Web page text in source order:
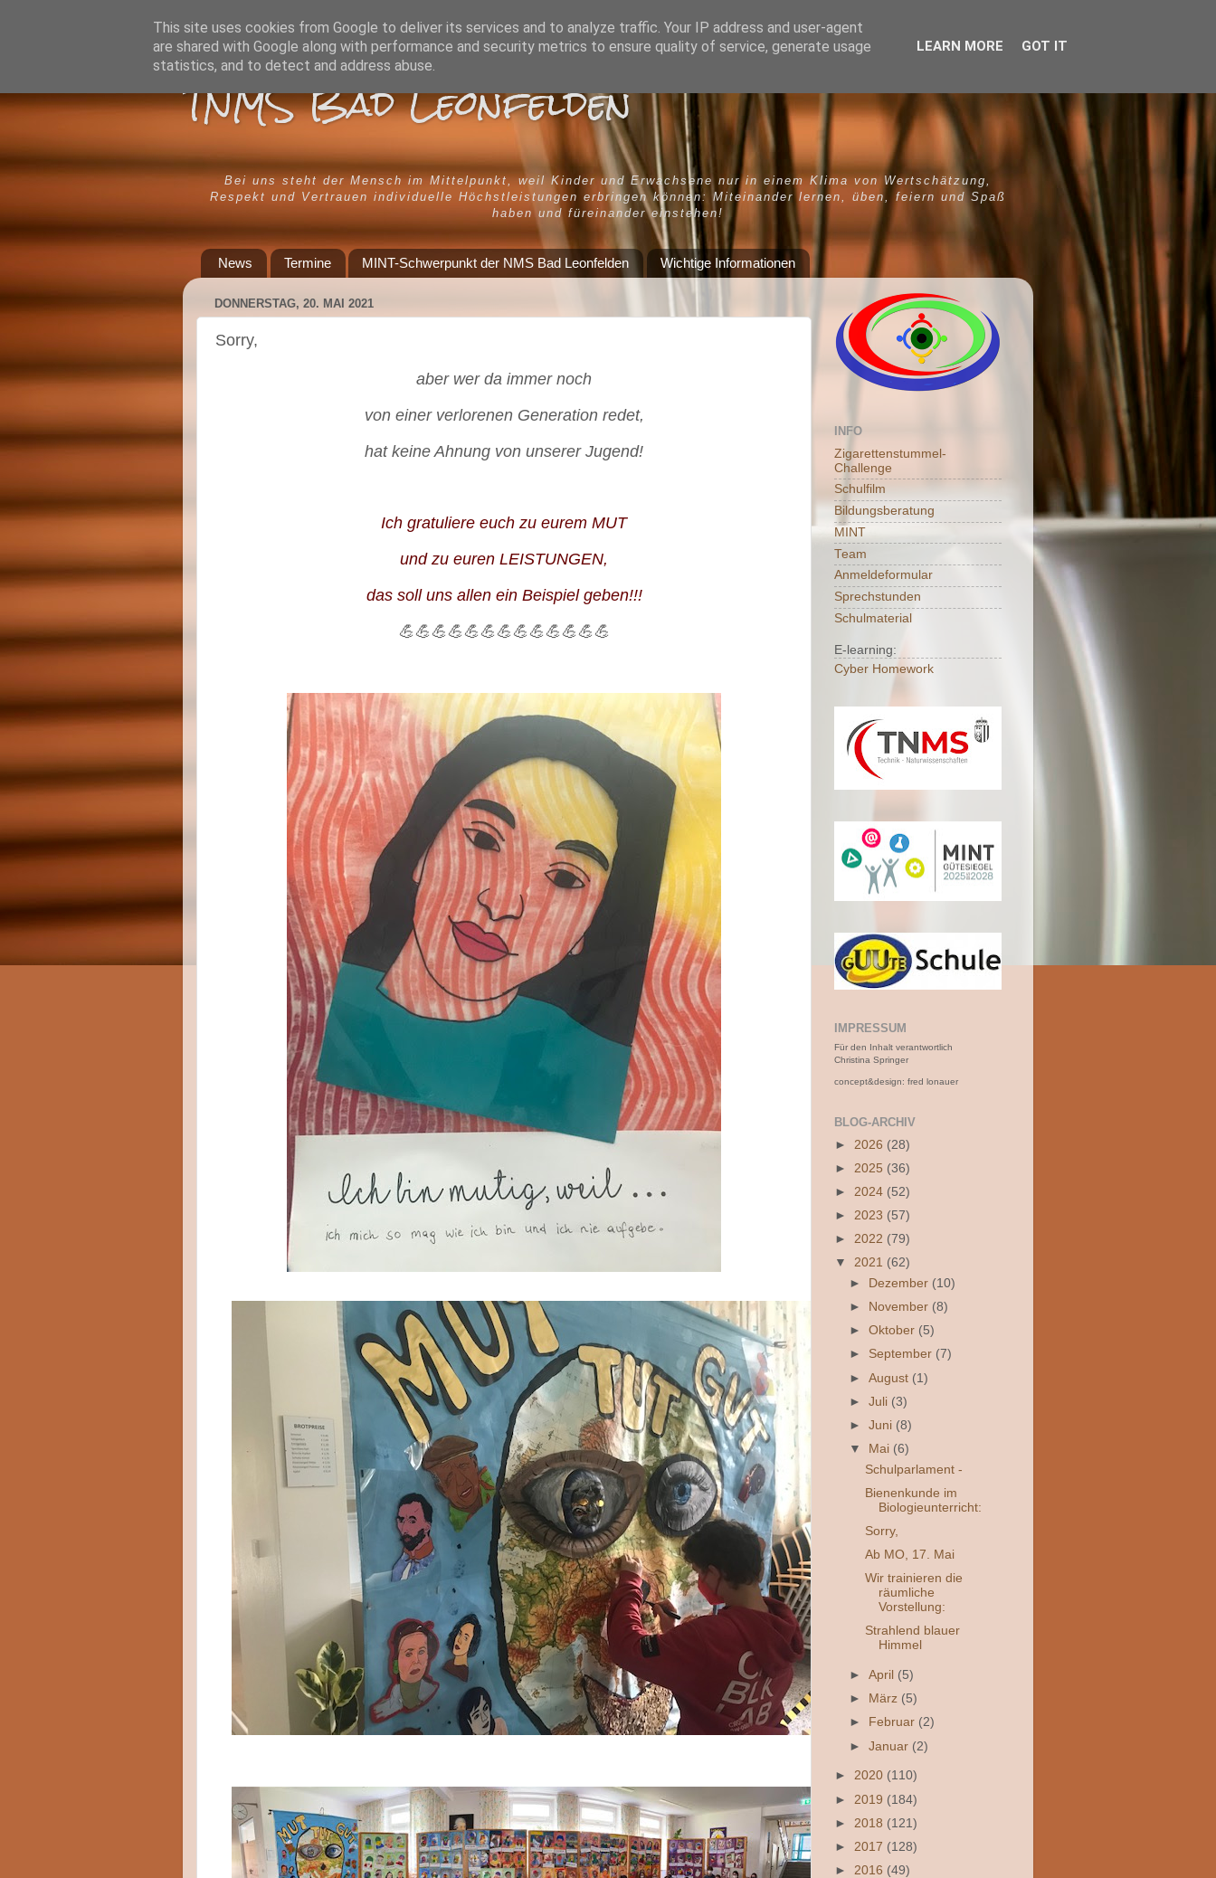
TNMS Bad Leonfelden
Bei uns steht der Mensch im Mittelpunkt, weil Kinder und Erwachsene nur in einem Klima von Wertschätzung,
Respekt und Vertrauen individuelle Höchstleistungen erbringen können: Miteinander lernen, üben, feiern und Spaß
haben und füreinander einstehen!
News Termine MINT-Schwerpunkt der NMS Bad Leonfelden Wichtige Informationen
DONNERSTAG, 20. MAI 2021
Sorry,
aber wer da immer noch
von einer verlorenen Generation redet,
hat keine Ahnung von unserer Jugend!
Ich gratuliere euch zu eurem MUT
und zu euren LEISTUNGEN,
das soll uns allen ein Beispiel geben!!!
💪💪💪💪💪💪💪💪💪💪💪💪💪
INFO
Zigarettenstummel-
Challenge
Schulfilm
Bildungsberatung
MINT
Team
Anmeldeformular
Sprechstunden
Schulmaterial
E-learning:
Cyber Homework
IMPRESSUM
Für den Inhalt verantwortlich
Christina Springer
concept&design: fred lonauer
BLOG-ARCHIV
► 2026 (28)
► 2025 (36)
► 2024 (52)
► 2023 (57)
► 2022 (79)
▼ 2021 (62)
►
Dezember (10)
►
November (8)
►Oktober (5)
► September (7)
►August (1)
►Juli (3)
►Juni (8)
▼
Mai (6)
Schulparlament -
Bienenkunde im
Biologieunterricht:
Sorry,
Ab MO, 17. Mai
Wir trainieren die
räumliche
Vorstellung:
Strahlend blauer
Himmel
►April (5)
►
März (5)
►
Februar (2)
►Januar (2)
► 2020 (110)
► 2019 (184)
► 2018 (121)
► 2017 (128)
► 2016 (49)
This site uses cookies from Google to deliver its services and to analyze traffic. Your IP address and user-agent
are shared with Google along with performance and security metrics to ensure quality of service, generate usage
statistics, and to detect and address abuse.
LEARN MORE GOT IT